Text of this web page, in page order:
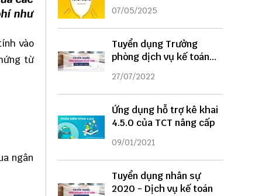
như
vào
từ
ngân
DỤNG
07/05/2025
Tuyển dụng Trưởng
phòng dịch vụ kế toán
năm 2022
27/07/2022
Ứng dụng hỗ trợ kê khai
4.5.0 của TCT nâng cấp
09/01/2021
Tuyển dụng nhân sự
2020 - Dịch vụ kế toán